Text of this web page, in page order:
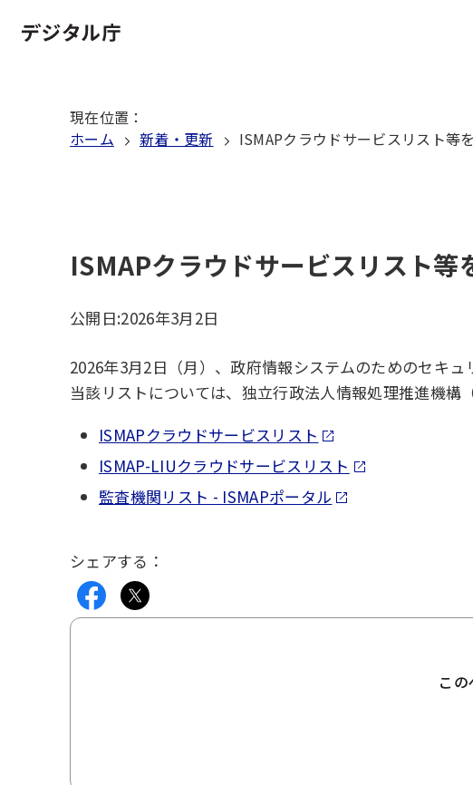
文
現在位置 ：
ホーム
新着・更新 ISMAPクラウドサービスリスト等
ISMAPクラウドサービスリスト等
公開日:2026年3月2日
2026年3月2日（月）、政府情報システムのためのセキ
当該リストについては、独立行政法人情報処理推進機構
ISMAPクラウドサービスリスト
ISMAP-LIUクラウドサービスリスト
監査機関リスト - ISMAPポータル
シェアする：
こ